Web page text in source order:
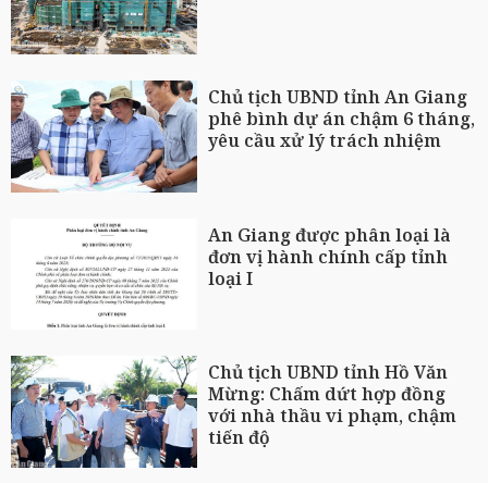
Chủ tịch UBND tỉnh An Giang
phê bình dự án chậm 6 tháng,
yêu cầu xử lý trách nhiệm
An Giang được phân loại là
đơn vị hành chính cấp tỉnh
loại I
Chủ tịch UBND tỉnh Hồ Văn
Mừng: Chấm dứt hợp đồng
với nhà thầu vi phạm, chậm
tiến độ